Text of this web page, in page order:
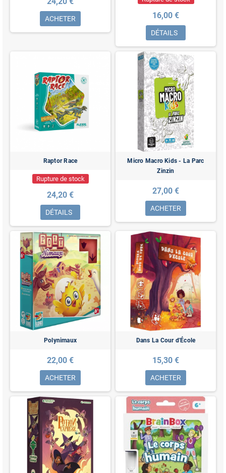
ACHETER 16,00 €
DÉTAILS
Raptor Race
Rupture de stock
24,20 €
DÉTAILS
Micro Macro Kids - La Parc
Zinzin
27,00 €
ACHETER
Polynimaux
22,00 €
ACHETER
Dans La Cour d'École
15,30 €
ACHETER